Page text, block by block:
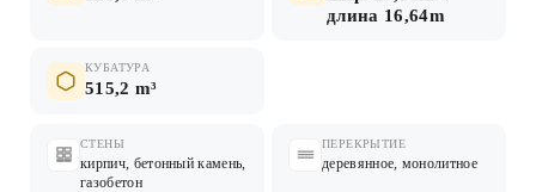
длина 16,64m
КУБАТУРА
515,2 m³
СТЕНЫ
кирпич, бетонный камень,
газобетон
ПЕРЕКРЫТИЕ
деревянное, монолитное